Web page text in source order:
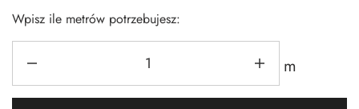
Wpisz ile metrów potrzebujesz:
m